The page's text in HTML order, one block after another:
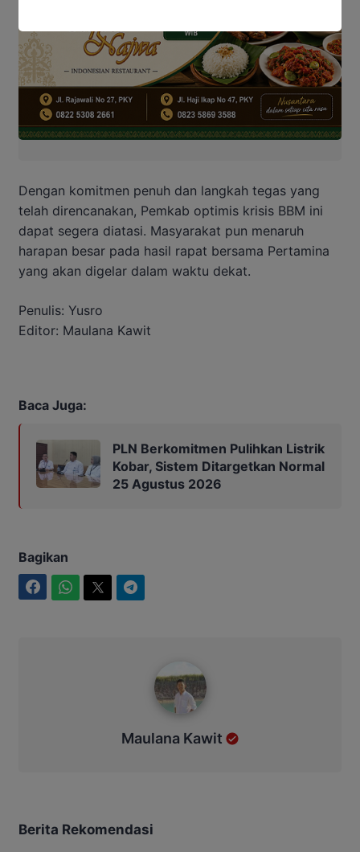
Dengan komitmen penuh dan langkah tegas yang
telah direncanakan, Pemkab optimis krisis BBM ini
dapat segera diatasi. Masyarakat pun menaruh
harapan besar pada hasil rapat bersama Pertamina
yang akan digelar dalam waktu dekat.
Penulis: Yusro
Editor: Maulana Kawit
Baca Juga:
PLN Berkomitmen Pulihkan Listrik
Kobar, Sistem Ditargetkan Normal
25 Agustus 2026
Bagikan
Maulana Kawit
Berita Rekomendasi